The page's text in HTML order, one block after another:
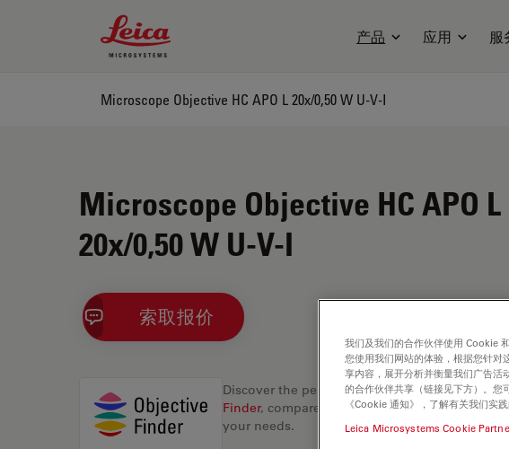
Leica Microsystems Logo
产品 应用 服
Microscope Objective HC APO L 20x/0,50 W U-V-I
Microscope Objective HC APO L
20x/0,50 W U-V-I
索取报价
Discover the perfect solution. Explore our
Finder, compare alternatives, and find the
your needs.
我们及我们的合作伙伴使用 Cookie
您使用我们网站的体验，根据您针对
享内容，展开分析并衡量我们广告活
的合作伙伴共享（链接见下方）。您
《Cookie 通知》，了解有关我们实
Leica Microsystems Cookie